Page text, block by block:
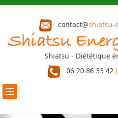
contact@shiatsu-
Shiatsu - Diététique
06 20 86 33 42
Toggle
navigation